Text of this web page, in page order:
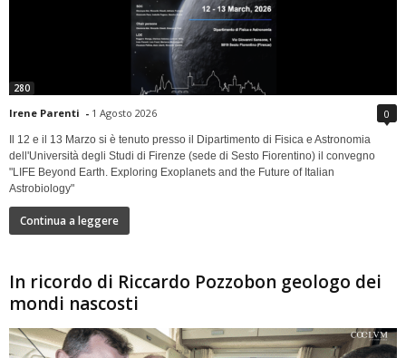
280
Irene Parenti - 1 Agosto 2026 0
Il 12 e il 13 Marzo si è tenuto presso il Dipartimento di Fisica e Astronomia
dell'Università degli Studi di Firenze (sede di Sesto Fiorentino) il convegno
"LIFE Beyond Earth. Exploring Exoplanets and the Future of Italian
Astrobiology"
Continua a leggere
In ricordo di Riccardo Pozzobon geologo dei
mondi nascosti